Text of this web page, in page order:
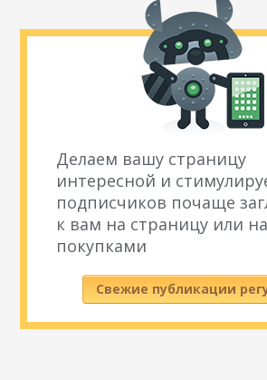
Делаем вашу страницу
интересной и
подписчиков почаще
к вам на страницу или
покупками
Свежие публикации